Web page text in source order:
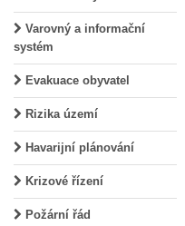
Varovný a informační
systém
Evakuace obyvatel
Rizika území
Havarijní plánování
Krizové řízení
Požární řád